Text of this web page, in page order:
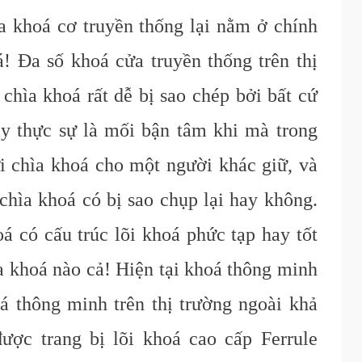
khoá cơ truyền thống lại nằm ở chính
Đa số khoá cửa truyền thống trên thị
khoá rất dễ bị sao chép bởi bất cứ
thực sự là mối bận tâm khi mà trong
chìa khoá cho một người khác giữ, và
khoá có bị sao chụp lại hay không.
có cấu trúc lõi khoá phức tạp hay tốt
khoá nào cả! Hiện tại khoá thông minh
thông minh trên thị trường ngoài khả
trang bị lõi khoá cao cấp Ferrule